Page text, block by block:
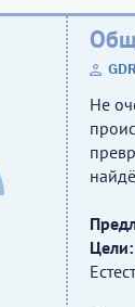
GDR
Не
Цели: